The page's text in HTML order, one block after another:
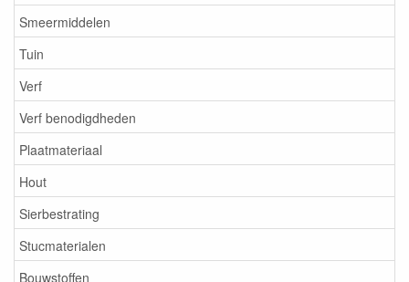
Smeermiddelen
Tuin
Verf
Verf benodigdheden
Plaatmateriaal
Hout
Sierbestrating
Stucmaterialen
Bouwstoffen